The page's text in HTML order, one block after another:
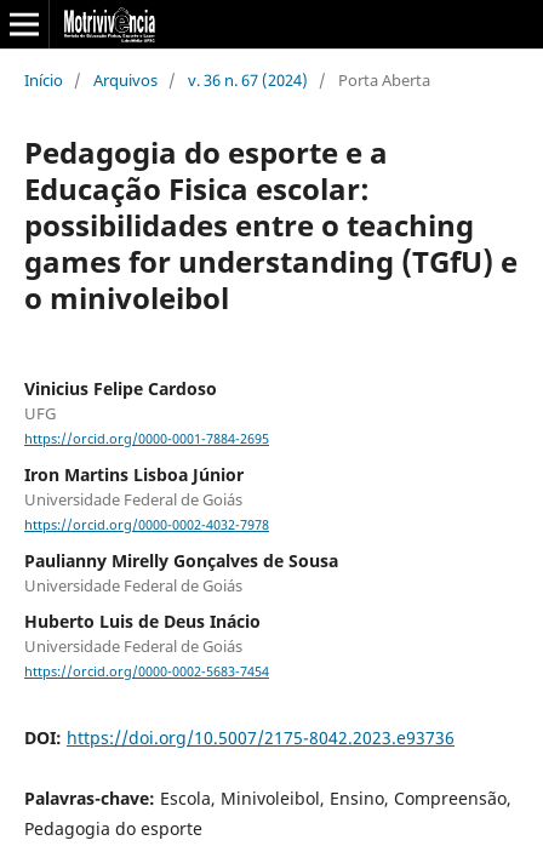
Início / Arquivos / v. 36 n. 67 (2024) / Porta Aberta
Pedagogia do esporte e a
Educação Fisica escolar:
possibilidades entre o teaching
games for understanding (TGfU) e
o minivoleibol
Vinicius Felipe Cardoso
UFG
https://orcid.org/0000-0001-7884-2695
Iron Martins Lisboa Júnior
Universidade Federal de Goiás
https://orcid.org/0000-0002-4032-7978
Paulianny Mirelly Gonçalves de Sousa
Universidade Federal de Goiás
Huberto Luis de Deus Inácio
Universidade Federal de Goiás
https://orcid.org/0000-0002-5683-7454
DOI: https://doi.org/10.5007/2175-8042.2023.e93736
Palavras-chave: Escola, Minivoleibol, Ensino, Compreensão,
Pedagogia do esporte